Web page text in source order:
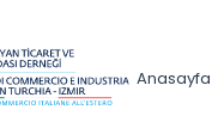
Anasayfa